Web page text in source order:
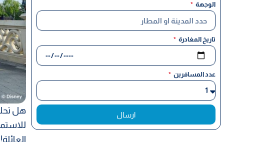
الوجهة
تاريخ المغادرة
عدد المسافرين
ارسال
هل
العائلة!